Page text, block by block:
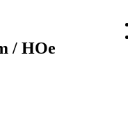
/ HOe